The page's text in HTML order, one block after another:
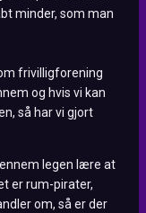
minder, som man
frivilligforening
og hvis vi kan
så har vi gjort
legen lære at
er rum-pirater,
om, så er der